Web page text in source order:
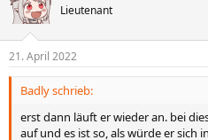
Lieutenant
21. April 2022
Badly schrieb:
erst dann läuft er wieder an. bei
auf und es ist so, als würde er sich